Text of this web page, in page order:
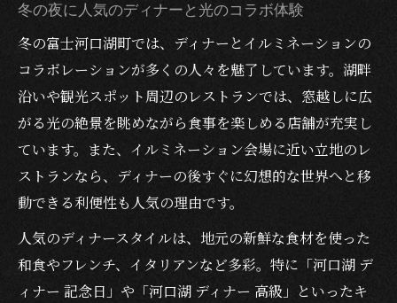
冬の夜に人気のディナーと光のコラボ体験
冬の富士河口湖町では、ディナーとイルミネーションの
コラボレーションが多くの人々を魅了しています。湖畔
沿いや観光スポット周辺のレストランでは、窓越しに広
がる光の絶景を眺めながら食事を楽しめる店舗が充実し
ています。また、イルミネーション会場に近い立地のレ
ストランなら、ディナーの後すぐに幻想的な世界へと移
動できる利便性も人気の理由です。
人気のディナースタイルは、地元の新鮮な食材を使った
和食やフレンチ、イタリアンなど多彩。特に「河口湖 デ
ィナー 記念日」や「河口湖 ディナー 高級」といったキ